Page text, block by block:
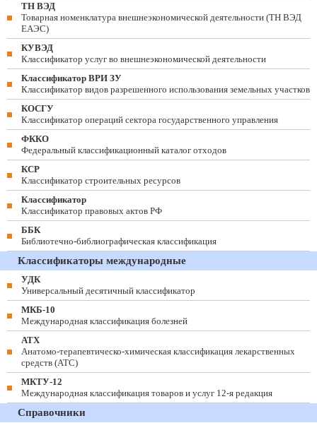
ТН ВЭД
Товарная номенклатура внешнеэкономической деятельности (ТН ВЭД
ЕАЭС)
КУВЭД
Классификатор услуг во внешнеэкономической деятельности
Классификатор ВРИ ЗУ
Классификатор видов разрешенного использования земельных участков
КОСГУ
Классификатор операций сектора государственного управления
ФККО
Федеральный классификационный каталог отходов
КСР
Классификатор строительных ресурсов
Классификатор
Классификатор правовых актов РФ
ББК
Библиотечно-библиографическая классификация
Классификаторы международные
УДК
Универсальный десятичный классификатор
МКБ-10
Международная классификация болезней
АТХ
Анатомо-терапевтическо-химическая классификация лекарственных
средств (ATC)
МКТУ-12
Международная классификация товаров и услуг 12-я редакция
Справочники